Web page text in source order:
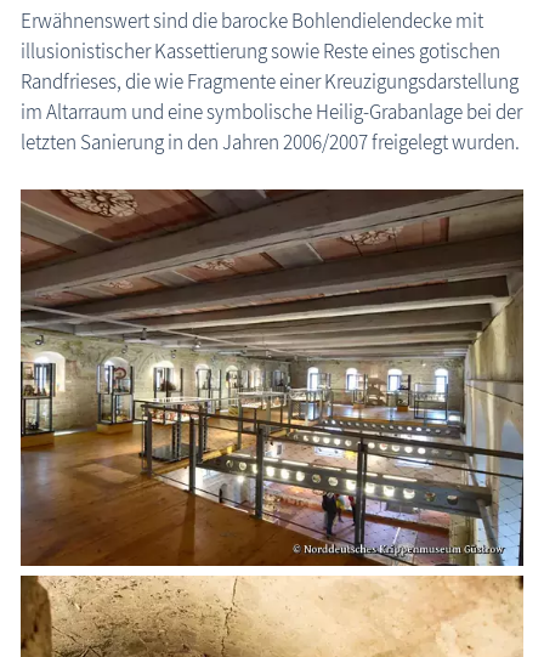
Erwähnenswert sind die barocke Bohlendielendecke mit
illusio­nistischer Kassettierung sowie Reste eines gotischen
Rand­frieses, die wie Fragmente einer Kreuzigungsdarstellung
im Altar­raum und eine symbolische Heilig-Grabanlage bei der
letzten Sanierung in den Jahren 2006/2007 freigelegt wurden.